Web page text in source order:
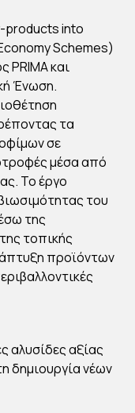
products into
Schemes)
PRIMA και
Ένωση.
τα
σε
μέσα από
Το έργο
του
της
τοπικής
προϊόντων
αλυσίδες αξίας
δημιουργία νέων